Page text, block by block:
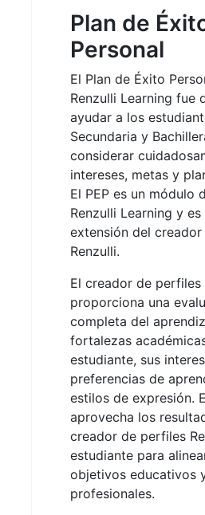
Plan de
Personal
El Plan de Éxito
Renzulli Learning fue
ayudar a los
Secundaria y
considerar
intereses, metas y
El PEP es un módulo
Renzulli Learning y es
extensión del
Renzulli.
El creador de perfiles
proporciona una
completa del
fortalezas
estudiante, sus
preferencias de
estilos de expresión.
aprovecha los
creador de perfiles
estudiante para
objetivos educativos
profesionales.